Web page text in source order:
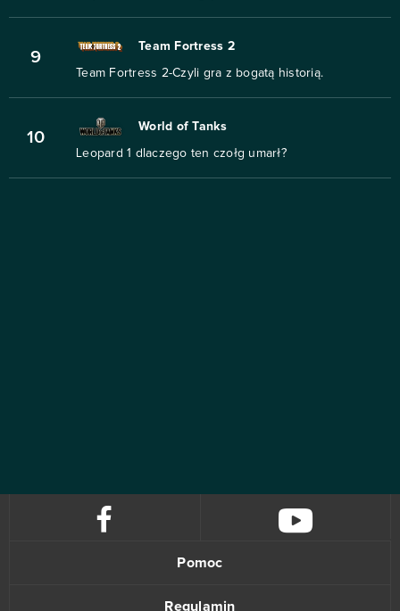
9
Team Fortress 2
Team Fortress 2-Czyli gra z bogatą historią.
10
World of Tanks
Leopard 1 dlaczego ten czołg umarł?
Pomoc
Regulamin